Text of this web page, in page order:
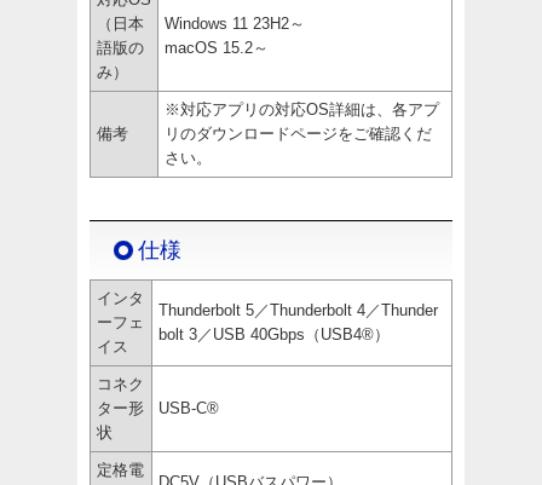
（日本
語版の
み）
Windows 11 23H2～
macOS 15.2～
備考
※対応アプリの対応OS詳細は、各アプ
リのダウンロードページをご確認くだ
さい。
仕様
インタ
ーフェ
イス
Thunderbolt 5／Thunderbolt 4／Thunder
bolt 3／USB 40Gbps（USB4®）
コネク
ター形
状
USB-C®
定格電